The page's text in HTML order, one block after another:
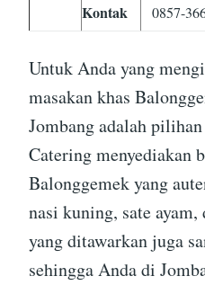
Kontak
0857-
Untuk Anda yang
masakan khas
Jombang adalah
Catering menyediakan
Balonggemek yang
nasi kuning, sate ayam,
yang ditawarkan juga
sehingga Anda di